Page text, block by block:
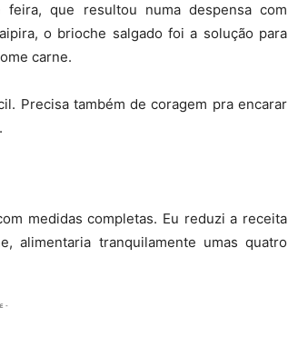
que resultou numa despensa com
o brioche salgado foi a solução para
carne.
Precisa também de coragem pra encarar
medidas completas. Eu reduzi a receita
alimentaria tranquilamente umas quatro